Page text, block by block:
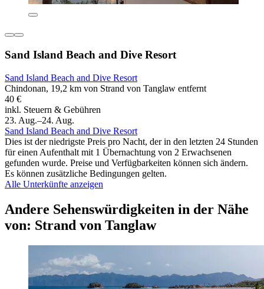
Sand Island Beach and Dive Resort
Sand Island Beach and Dive Resort
Chindonan, 19,2 km von Strand von Tanglaw entfernt
40 €
inkl. Steuern & Gebühren
23. Aug.–24. Aug.
Sand Island Beach and Dive Resort
Dies ist der niedrigste Preis pro Nacht, der in den letzten 24 Stunden
für einen Aufenthalt mit 1 Übernachtung von 2 Erwachsenen
gefunden wurde. Preise und Verfügbarkeiten können sich ändern.
Es können zusätzliche Bedingungen gelten.
Alle Unterkünfte anzeigen
Andere Sehenswürdigkeiten in der Nähe
von: Strand von Tanglaw